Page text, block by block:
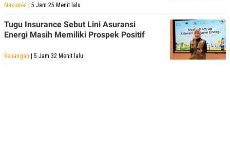
Nasional | 5 Jam 25 Menit lalu
Tugu Insurance Sebut Lini Asuransi
Energi Masih Memiliki Prospek Positif
Keuangan | 5 Jam 32 Menit lalu